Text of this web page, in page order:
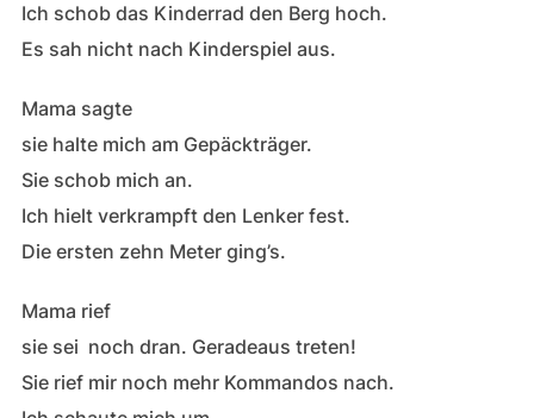
Ich schob das Kinderrad den Berg hoch.
Es sah nicht nach Kinderspiel aus.
Mama sagte
sie halte mich am Gepäckträger.
Sie schob mich an.
Ich hielt verkrampft den Lenker fest.
Die ersten zehn Meter ging’s.
Mama rief
sie sei noch dran. Geradeaus treten!
Sie rief mir noch mehr Kommandos nach.